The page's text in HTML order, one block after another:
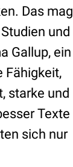
Das mag
und
Gallup, ein
Fähigkeit,
starke und
Texte
sich nur